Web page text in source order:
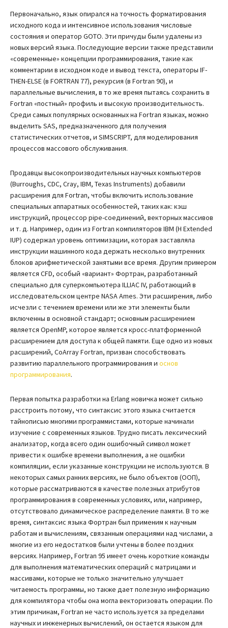
Первоначально, язык опирался на точность форматирования
исходного кода и интенсивное использования числовые
состояния и оператор GOTO. Эти причуды были удалены из
новых версий языка. Последующие версии также представили
«современные» концепции программирования, такие как
комментарии в исходном коде и вывод текста, операторы IF-
THEN-ELSE (в FORTRAN 77), рекурсия (в Fortran 90), и
параллельные вычисления, в то же время пытаясь сохранить в
Fortran «постный» профиль и высокую производительность.
Среди самых популярных основанных на Fortran языках, можно
выделить SAS, предназначенного для получения
статистических отчетов, и SIMSCRIPT, для моделирования
процессов массового обслуживания.
Продавцы высокопроизводительных научных компьютеров
(Burroughs, CDC, Cray, IBM, Texas Instruments) добавили
расширения для Fortran, чтобы включить использование
специальных аппаратных особенностей, таких как: кэш
инструкций, процессор pipe-соединений, векторных массивов
и т. д. Например, один из Fortran компиляторов IBM (H Extended
IUP) содержал уровень оптимизации, которая заставляла
инструкции машинного кода держать несколько внутренних
блоков арифметической занятыми все время. Другим примером
является CFD, особый «вариант» Фортран, разработанный
специально для суперкомпьютера ILLIAC IV, работающий в
исследовательском центре NASA Ames. Эти расширения, либо
исчезли с течением времени или же эти элементы были
включенны в основной стандарт; основным расширением
является OpenMP, которое является кросс-платформенной
расширением для доступа к общей памяти. Еще одно из новых
расширений, CoArray Fortran, призван способствовать
развитию параллельного программирования и основ
программирования.
Первая попытка разработки на Erlang новичка может сильно
расстроить потому, что синтаксис этого языка считается
тайнописью многими программистами, которые начинали
изучение с современных языков. Трудно писать лексический
анализатор, когда всего один ошибочный символ может
привести к ошибке времени выполнения, а не ошибки
компиляции, если указанные конструкции не используются. В
некоторых самых ранних версиях, не было объектов (ООП),
которые рассматриваются в качестве полезных атрибутов
программирования в современных условиях, или, например,
отсутствовало динамическое распределение памяти. В то же
время, синтаксис языка Фортран был применим к научным
работам и вычислениям, связанным операциями над числами, а
многие из его недостатков были учтены в более поздних
версиях. Например, Fortran 95 имеет очень короткие команды
для выполнения математических операций с матрицами и
массивами, которые не только значительно улучшает
читаемость программы, но также дает полезную информацию
для компилятора чтобы она могла векторизовать операции. По
этим причинам, Fortran не часто используется за пределами
научных и инженерных вычислений, он остается языком для